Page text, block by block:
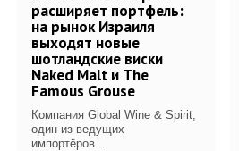
расширяет портфель:
на рынок Израиля
выходят новые
шотландские виски
Naked Malt и The
Famous Grouse
Компания Global Wine & Spirit,
один из ведущих
импортёров...